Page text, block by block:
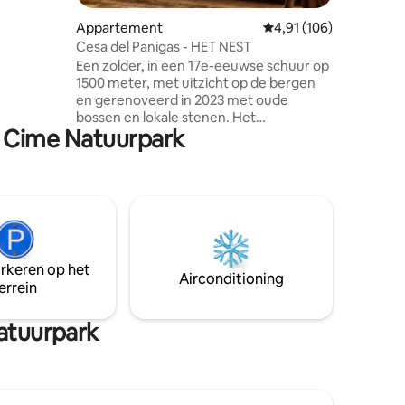
Appartement Gemiddelde
4,91 (106)
Cesa del Panigas - HET NEST
Een zolder, in een 17e-eeuwse schuur op
1500 meter, met uitzicht op de bergen
en gerenoveerd in 2023 met oude
bossen en lokale stenen. Het
appartement bestaat uit een eethoek
met een uitgeruste keuken, evenals een
extra bedden. De accommodatie is
perfect voor een stel, maar het is ook
geschikt voor een gezin met 2 kinderen,
maar niet voor 4 volwassenen. 025044-
Natuurpark
op het
Airconditioning